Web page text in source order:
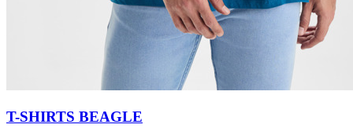
T-SHIRTS BEAGLE